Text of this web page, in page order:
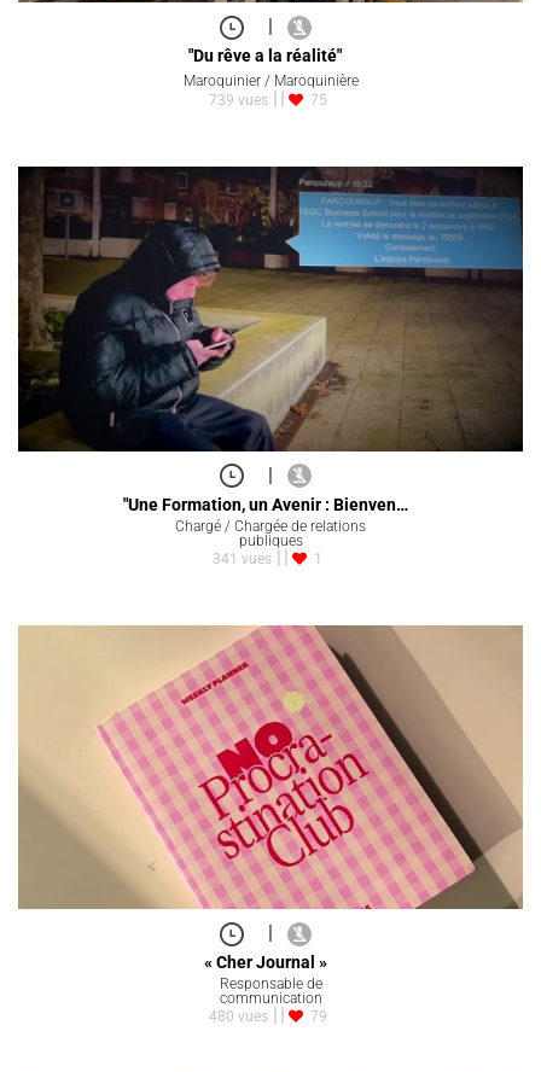
|
"Du rêve a la réalité"
Maroquinier / Maroquinière
739 vues
75
|
"Une Formation, un Avenir : Bienven…
Chargé / Chargée de relations
publiques
341 vues
1
|
« Cher Journal »
Responsable de
communication
480 vues
79